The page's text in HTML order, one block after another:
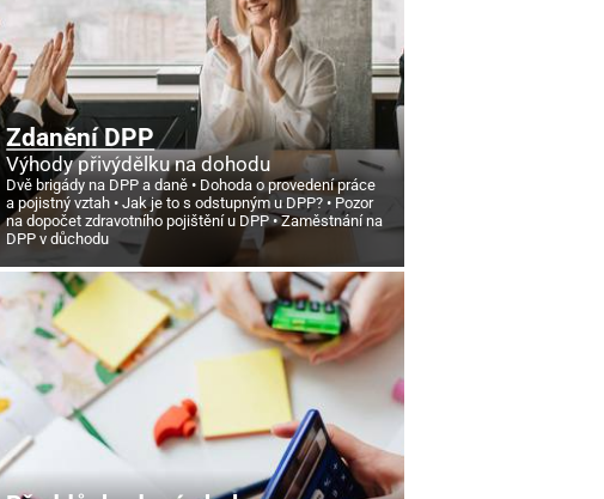
Zdanění DPP
Výhody přivýdělku na dohodu
Dvě brigády na DPP a daně
Dohoda o provedení práce
a pojistný vztah
Jak je to s odstupným u DPP?
Pozor
na dopočet zdravotního pojištění u DPP
Zaměstnání na
DPP v důchodu